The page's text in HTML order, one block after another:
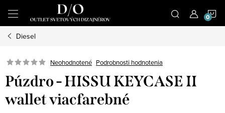
obsah
Diesel
Neohodnotené Podrobnosti hodnotenia
Púzdro - HISSU KEYCASE II
wallet viacfarebné